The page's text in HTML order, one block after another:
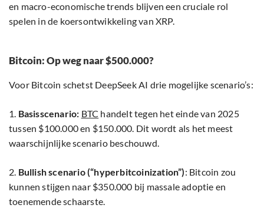
en macro-economische trends blijven een cruciale rol
spelen in de koersontwikkeling van XRP.
Bitcoin: Op weg naar $500.000?
Voor Bitcoin schetst DeepSeek AI drie mogelijke scenario’s:
1. Basisscenario: BTC handelt tegen het einde van 2025
tussen $100.000 en $150.000. Dit wordt als het meest
waarschijnlijke scenario beschouwd.
2. Bullish scenario (“hyperbitcoinization”): Bitcoin zou
kunnen stijgen naar $350.000 bij massale adoptie en
toenemende schaarste.